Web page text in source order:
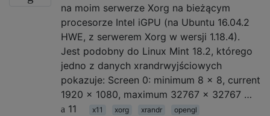
na moim serwerze Xorg na bieżącym
procesorze Intel iGPU (na Ubuntu 16.04.2
HWE, z serwerem Xorg w wersji 1.18.4).
Jest podobny do Linux Mint 18.2, którego
jedno z danych xrandrwyjściowych
pokazuje: Screen 0: minimum 8 x 8, current
1920 x 1080, maximum 32767 x 32767 …
11
x11 xorg xrandr
opengl